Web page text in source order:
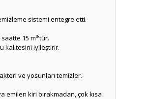
sistemi entegre etti.
15 m³'tür.
kalitesini iyileştirir.
ve yosunları temizler.-
emilen kiri bırakmadan, çok kısa